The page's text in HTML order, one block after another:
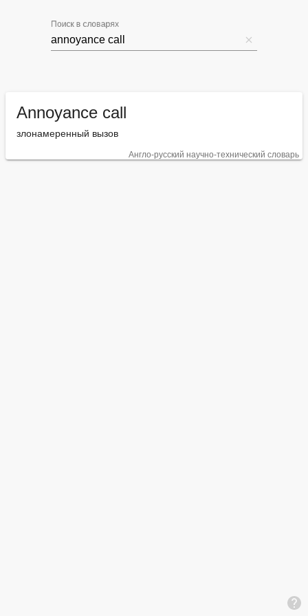
Поиск в словарях
Annoyance call
злонамеренный вызов
Англо-русский научно-технический словарь